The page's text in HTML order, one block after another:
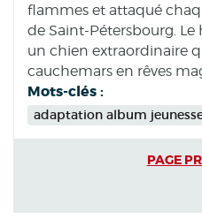
flammes et attaqué
de Saint-Pétersbourg. Le
un chien extraordinaire
cauchemars en rêves
Mots-clés :
adaptation album
PAGE